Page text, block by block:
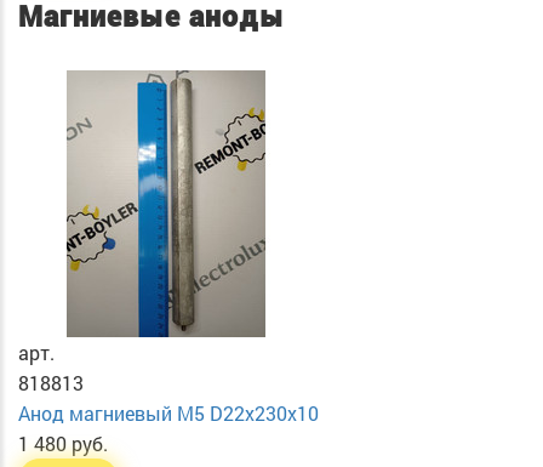
Магниевые аноды
арт.
818813
Анод магниевый М5 D22х230х10
1 480 руб.